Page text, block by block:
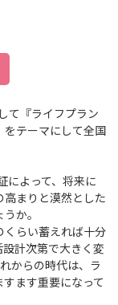
て『ライフプラン
をテーマにして全国
によって、将来に
まりと漠然とした
か。
らい蓄えれば十分
計次第で大きく変
からの時代は、ラ
ます重要になって